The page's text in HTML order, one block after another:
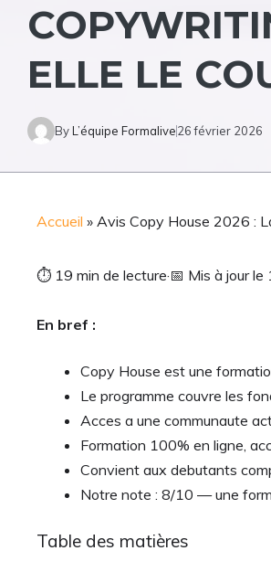
ELLE LE
ByL’équipe Formalive26 février 2026
Accueil » Avis Copy House 2026 :
⏱ 19 min de lecture·📅 Mis à jour
En bref :
Copy House est une
Le programme couvre les
Acces a une communaute
Formation 100% en ligne,
Convient aux debutants
Notre note : 8/10 — une
Table des matières